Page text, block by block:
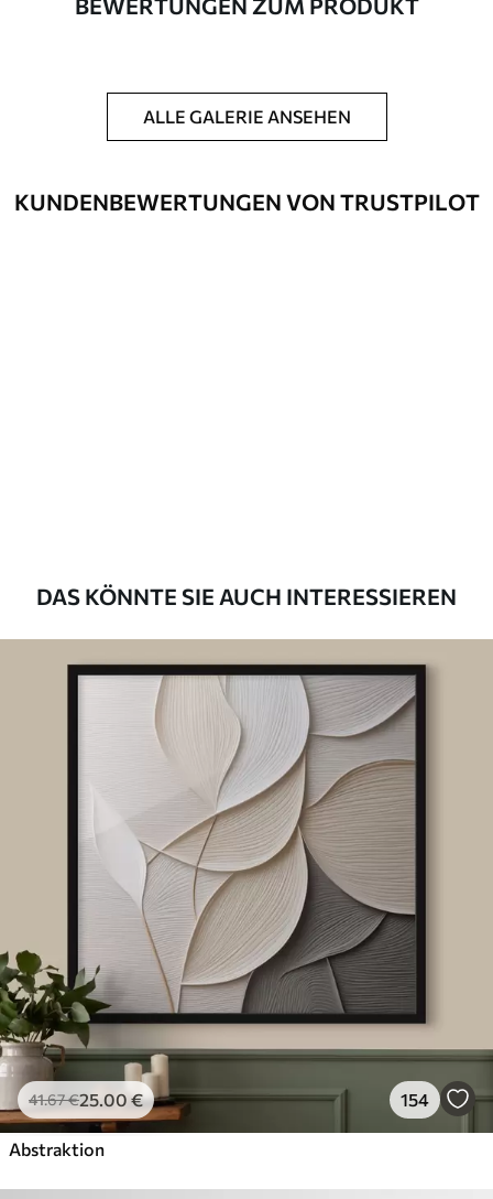
BEWERTUNGEN ZUM PRODUKT
ALLE GALERIE ANSEHEN
KUNDENBEWERTUNGEN VON TRUSTPILOT
DAS KÖNNTE SIE AUCH INTERESSIEREN
41.67€25.00 € 154
Abstraktion